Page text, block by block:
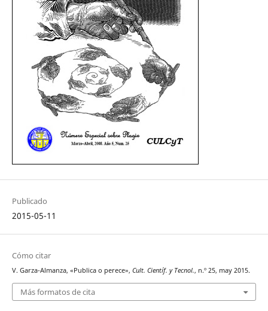
Publicado
2015-05-11
Cómo citar
V. Garza-Almanza, «Publica o perece», Cult. Científ. y Tecnol., n.º 25, may 2015.
Más formatos de cita